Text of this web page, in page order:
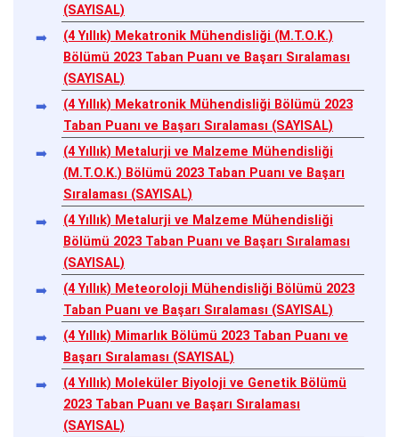
(SAYISAL)
(4 Yıllık) Mekatronik Mühendisliği (M.T.O.K.)
Bölümü 2023 Taban Puanı ve Başarı Sıralaması
(SAYISAL)
(4 Yıllık) Mekatronik Mühendisliği Bölümü 2023
Taban Puanı ve Başarı Sıralaması (SAYISAL)
(4 Yıllık) Metalurji ve Malzeme Mühendisliği
(M.T.O.K.) Bölümü 2023 Taban Puanı ve Başarı
Sıralaması (SAYISAL)
(4 Yıllık) Metalurji ve Malzeme Mühendisliği
Bölümü 2023 Taban Puanı ve Başarı Sıralaması
(SAYISAL)
(4 Yıllık) Meteoroloji Mühendisliği Bölümü 2023
Taban Puanı ve Başarı Sıralaması (SAYISAL)
(4 Yıllık) Mimarlık Bölümü 2023 Taban Puanı ve
Başarı Sıralaması (SAYISAL)
(4 Yıllık) Moleküler Biyoloji ve Genetik Bölümü
2023 Taban Puanı ve Başarı Sıralaması
(SAYISAL)